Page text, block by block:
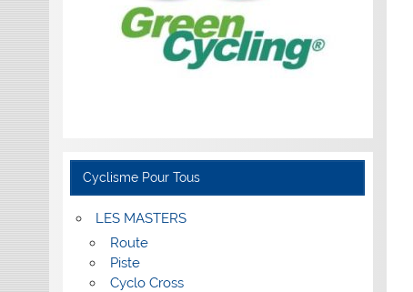
Cyclisme Pour Tous
LES MASTERS
Route
Piste
Cyclo Cross